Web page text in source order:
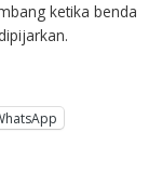
ketika benda